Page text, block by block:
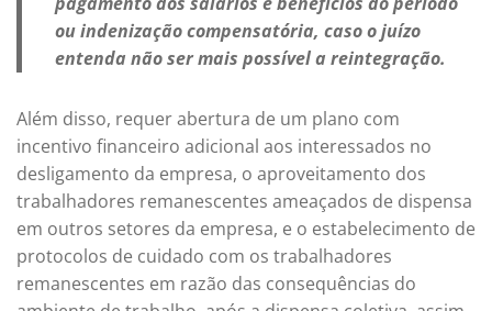
ou indenização compensatória, caso o juízo
entenda não ser mais possível a reintegração.
Além disso, requer abertura de um plano com
incentivo financeiro adicional aos interessados no
desligamento da empresa, o aproveitamento dos
trabalhadores remanescentes ameaçados de dispensa
em outros setores da empresa, e o estabelecimento de
protocolos de cuidado com os trabalhadores
remanescentes em razão das consequências do